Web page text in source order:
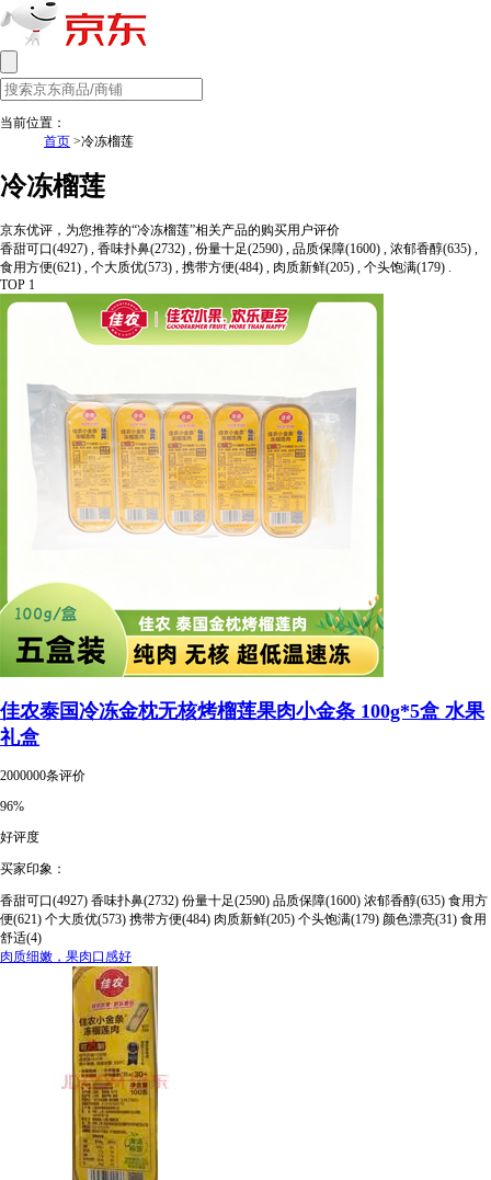
当前位置：
首页 >冷冻榴莲
冷冻榴莲
京东优评，为您推荐的“冷冻榴莲”相关产品的购买用户评价
香甜可口(4927) , 香味扑鼻(2732) , 份量十足(2590) , 品质保障(1600) , 浓郁香醇(635) ,
食用方便(621) , 个大质优(573) , 携带方便(484) , 肉质新鲜(205) , 个头饱满(179) .
TOP 1
佳农泰国冷冻金枕无核烤榴莲果肉小金条 100g*5盒 水果
礼盒
2000000条评价
96%
好评度
买家印象：
香甜可口(4927) 香味扑鼻(2732) 份量十足(2590) 品质保障(1600) 浓郁香醇(635) 食用方
便(621) 个大质优(573) 携带方便(484) 肉质新鲜(205) 个头饱满(179) 颜色漂亮(31) 食用
舒适(4)
肉质细嫩，果肉口感好